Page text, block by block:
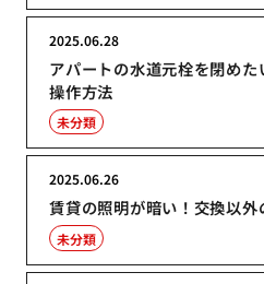
アパートの水道元栓を閉め
操作方法
2025.06.28
未分類
賃貸の照明が暗い！交換以外
2025.06.26
未分類